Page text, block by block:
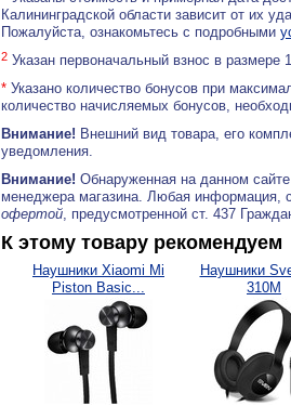
Калининградской области зависит от их
Пожалуйста, ознакомьтесь с подробными
2 Указан первоначальный взнос в
* Указано количество бонусов при
количество начисляемых бонусов,
Внимание! Внешний вид товара, его
уведомления.
Внимание! Обнаруженная на данном
менеджера магазина. Любая информация,
офертой, предусмотренной ст. 437
К этому товару рекомендуем
Наушники Xiaomi Mi
Piston Basic...
Наушники
310M